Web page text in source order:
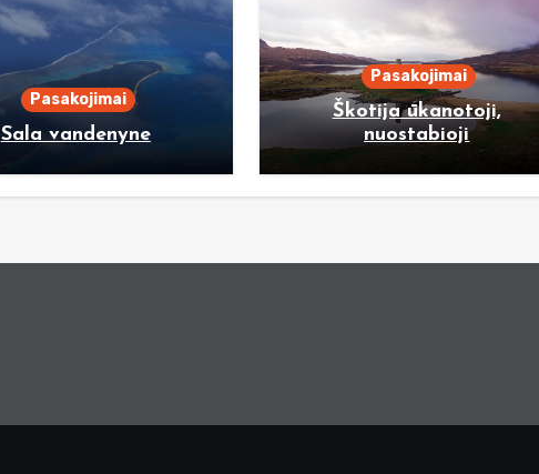
Pasakojimai
Sala vandenyne
Pasakojimai
Škotija ūkanotoji,
nuostabioji